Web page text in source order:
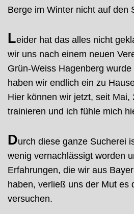
Berge im Winter nicht auf den
Leider hat das alles nicht
wir uns nach einem neuen
Grün-Weiss Hagenberg
haben wir endlich ein zu
Hier können wir jetzt, seit Mai,
trainieren und ich fühle mich
Durch diese ganze Sucherei
wenig vernachlässigt worden
Erfahrungen, die wir aus
haben, verließ uns der Mut es
versuchen.